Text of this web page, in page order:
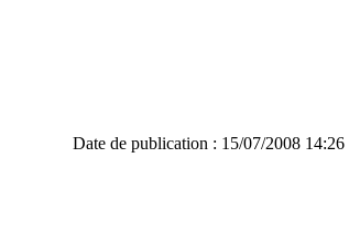
Date de publication : 15/07/2008 14:26